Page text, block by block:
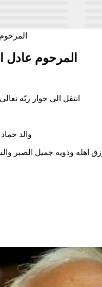
المرحوم عادل
انتقل الى جوار ربّه
والد